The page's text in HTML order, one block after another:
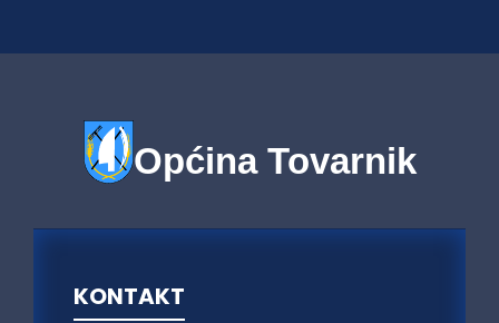
Općina Tovarnik
KONTAKT